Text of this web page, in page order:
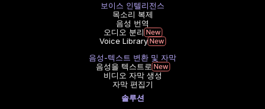
보이스 인텔리전스
목소리 복제
음성 번역
오디오 분리
Voice Library
음성-텍스트 변환 및 자막
음성을 텍스트로
비디오 자막 생성
자막 편집기
솔루션